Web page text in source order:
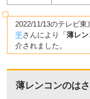
2022/11/13のテレビ
平さんにより「薄レ
介されました。
薄レンコンのは